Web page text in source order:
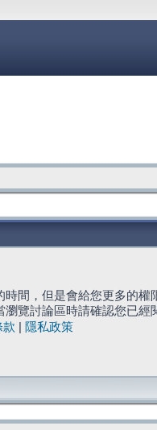
間，但是會給您更多的權
覽討論區時請確認您已經
款
隱私政策